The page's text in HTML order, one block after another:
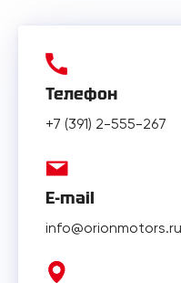
Телефон
+7 (391) 2-555-267
E-mail
info@orionmotors.ru